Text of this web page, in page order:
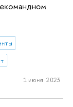
1 июня 2023